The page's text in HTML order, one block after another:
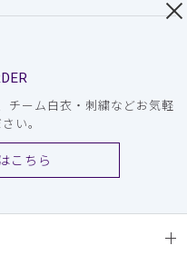
チーム白衣・刺繍などお気軽
い。
こちら